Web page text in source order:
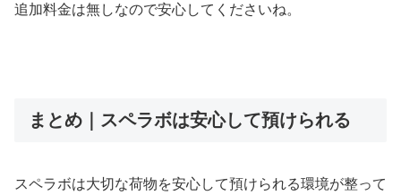
追加料金は無しなので安心してくださいね。
まとめ｜スペラボは安心して預けられる
スペラボは大切な荷物を安心して預けられる環境が整って